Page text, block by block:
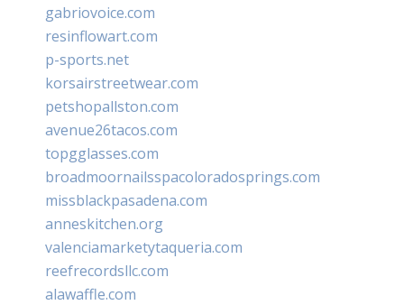
gabriovoice.com
resinflowart.com
p-sports.net
korsairstreetwear.com
petshopallston.com
avenue26tacos.com
topgglasses.com
broadmoornailsspacoloradosprings.com
missblackpasadena.com
anneskitchen.org
valenciamarketytaqueria.com
reefrecordsllc.com
alawaffle.com